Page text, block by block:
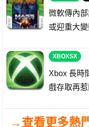
微軟傳內
或迎重大
XBOXSX
Xbox 長時
戲存取再
→查看更多熱